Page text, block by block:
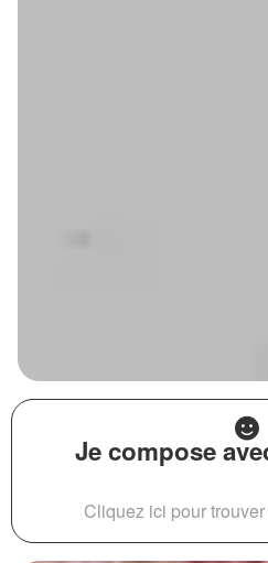
Je compose
Cliquez ici pour